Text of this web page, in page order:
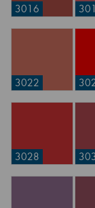
3016
3022
3028